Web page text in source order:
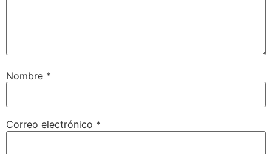
Nombre *
Correo electrónico *